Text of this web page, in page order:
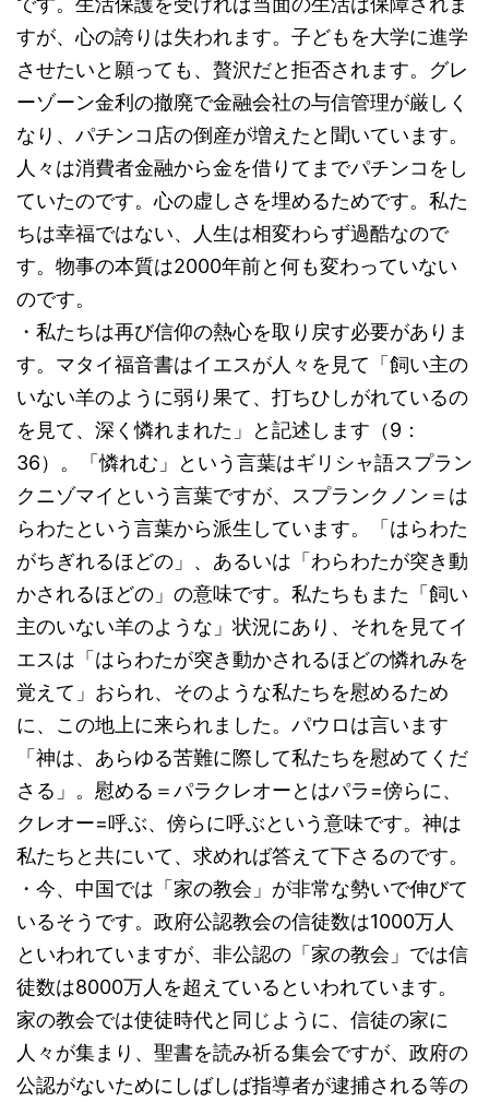
すが、心の誇りは失われます。子どもを大学に進学
させたいと願っても、贅沢だと拒否されます。グレ
ーゾーン金利の撤廃で金融会社の与信管理が厳しく
なり、パチンコ店の倒産が増えたと聞いています。
人々は消費者金融から金を借りてまでパチンコをし
ていたのです。心の虚しさを埋めるためです。私た
ちは幸福ではない、人生は相変わらず過酷なので
す。物事の本質は2000年前と何も変わっていない
のです。
・私たちは再び信仰の熱心を取り戻す必要がありま
す。マタイ福音書はイエスが人々を見て「飼い主の
いない羊のように弱り果て、打ちひしがれているの
を見て、深く憐れまれた」と記述します（9：
36）。「憐れむ」という言葉はギリシャ語スプラン
クニゾマイという言葉ですが、スプランクノン＝は
らわたという言葉から派生しています。「はらわた
がちぎれるほどの」、あるいは「わらわたが突き動
かされるほどの」の意味です。私たちもまた「飼い
主のいない羊のような」状況にあり、それを見てイ
エスは「はらわたが突き動かされるほどの憐れみを
覚えて」おられ、そのような私たちを慰めるため
に、この地上に来られました。パウロは言います
「神は、あらゆる苦難に際して私たちを慰めてくだ
さる」。慰める＝パラクレオーとはパラ=傍らに、
クレオー=呼ぶ、傍らに呼ぶという意味です。神は
私たちと共にいて、求めれば答えて下さるのです。
・今、中国では「家の教会」が非常な勢いで伸びて
いるそうです。政府公認教会の信徒数は1000万人
といわれていますが、非公認の「家の教会」では信
徒数は8000万人を超えているといわれています。
家の教会では使徒時代と同じように、信徒の家に
人々が集まり、聖書を読み祈る集会ですが、政府の
公認がないためにしばしば指導者が逮捕される等の